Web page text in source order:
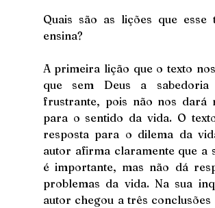
Quais são as lições que esse
ensina?
A primeira lição que o texto
que sem Deus a sabedoria
frustrante, pois não nos dará
para o sentido da vida. O
resposta para o dilema da
autor afirma claramente que a
é importante, mas não dá
problemas da vida. Na sua
autor chegou a três conclusões